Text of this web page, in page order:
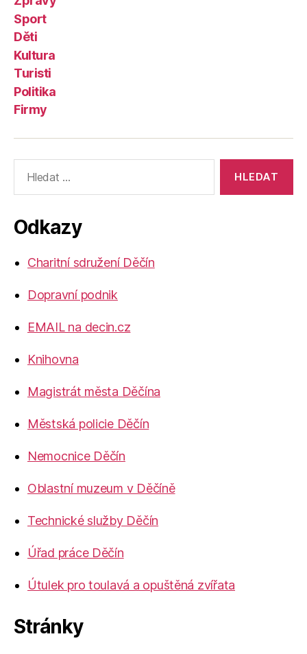
Sport
Děti
Kultura
Turisti
Politika
Firmy
vyhledávání:
Odkazy
Charitní sdružení Děčín
Dopravní podnik
EMAIL na decin.cz
Knihovna
Magistrát města Děčína
Městská policie Děčín
Nemocnice Děčín
Oblastní muzeum v Děčíně
Technické služby Děčín
Úřad práce Děčín
Útulek pro toulavá a opuštěná zvířata
Stránky